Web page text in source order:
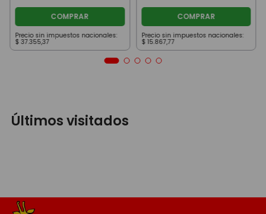
COMPRAR
Precio sin impuestos nacionales:
$ 37.355,37
COMPRAR
Precio sin impuestos nacionales:
$ 15.867,77
Últimos visitados